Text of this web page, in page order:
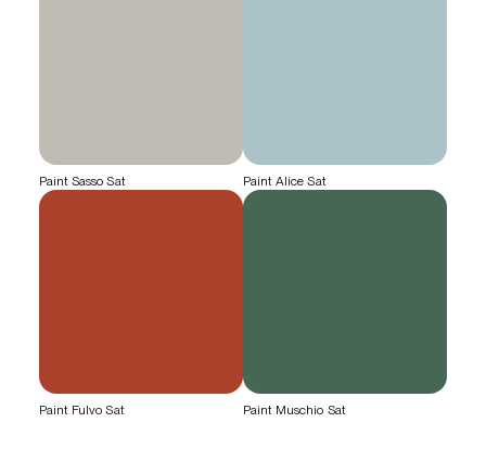
Paint Sasso Sat Paint Alice Sat
Paint Fulvo Sat Paint Muschio Sat